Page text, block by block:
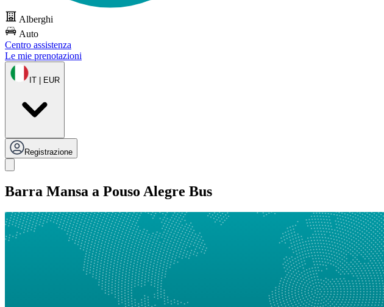
Alberghi
Auto
Centro assistenza
Le mie prenotazioni
IT | EUR
Registrazione
Barra Mansa a Pouso Alegre Bus